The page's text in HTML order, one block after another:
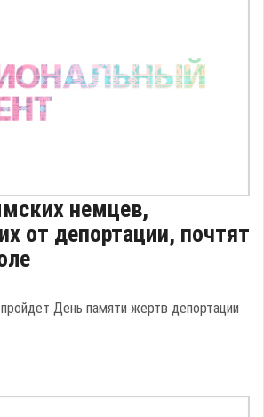
немцев,
от депортации, почтят
День памяти жертв депортации